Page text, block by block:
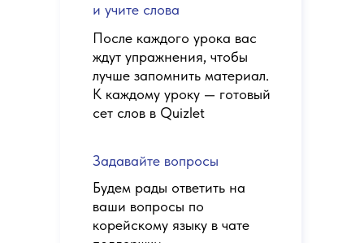
и учите слова
После каждого урока вас
ждут упражнения, чтобы
лучше запомнить материал.
К каждому уроку — готовый
сет слов в Quizlet
Задавайте вопросы
Будем рады ответить на
ваши вопросы по
корейскому языку в чате